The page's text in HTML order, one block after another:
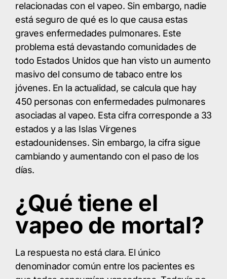
relacionadas con el vapeo. Sin embargo, nadie
está seguro de qué es lo que causa estas
graves enfermedades pulmonares. Este
problema está devastando comunidades de
todo Estados Unidos que han visto un aumento
masivo del consumo de tabaco entre los
jóvenes. En la actualidad, se calcula que hay
450 personas con enfermedades pulmonares
asociadas al vapeo. Esta cifra corresponde a 33
estados y a las Islas Vírgenes
estadounidenses. Sin embargo, la cifra sigue
cambiando y aumentando con el paso de los
días.
¿Qué tiene el
vapeo de mortal?
La respuesta no está clara. El único
denominador común entre los pacientes es